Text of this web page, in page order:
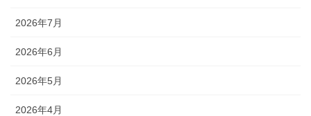
2026年7月
2026年6月
2026年5月
2026年4月